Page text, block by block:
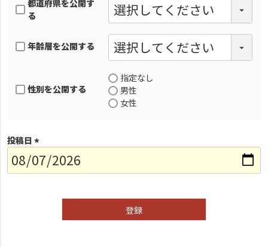
都道府県を公開す
る
年齢層を公開する
性別を公開する
指定なし
男性
女性
投稿日
(
必
登録